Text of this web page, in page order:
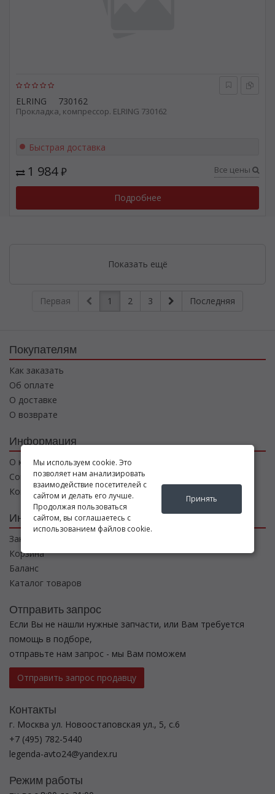
ELRING 730162
Прокладка, компрессор. ELRING 730162
Быстрая доставка
1 984₽ Все цены
Подробнее
Показать ещё
Первая 1 2 3 Последняя
Покупателям
Как заказать
Об оплате
О доставке
О возврате
Информация
О компании
Соглашение
Контакты
Интернет магазин
Заказы
Корзина
Баланс
Каталог товаров
Отправить запрос
Если Вы не нашли нужные запчасти, или Вам требуется
помощь в подборе,
отправьте нам запрос - мы Вам поможем
Отправить запрос продавцу
Контакты
г. Москва ул. Новоостаповская ул., 5, с.6
+7 (495) 782-5440
legenda-avto24@yandex.ru
Режим работы
Мы используем cookie. Это
позволяет нам анализировать
взаимодействие посетителей с
сайтом и делать его лучше.
Продолжая пользоваться
сайтом, вы соглашаетесь с
использованием файлов cookie.
Принять